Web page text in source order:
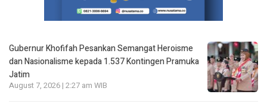
Gubernur Khofifah Pesankan Semangat Heroisme
dan Nasionalisme kepada 1.537 Kontingen Pramuka
Jatim
August 7, 2026 | 2:27 am WIB